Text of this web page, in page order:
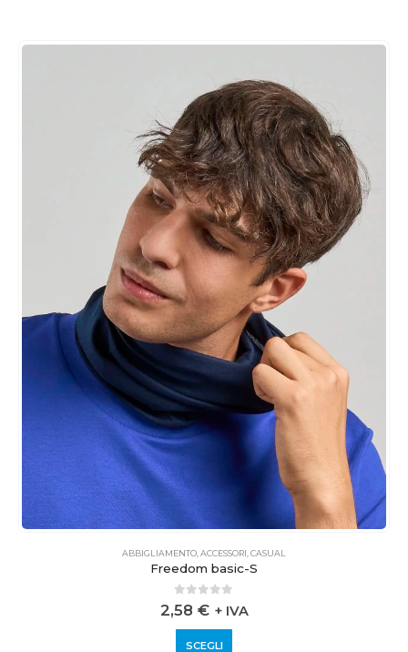
ABBIGLIAMENTO,ACCESSORI,CASUAL
Freedom basic-S
0out of 5
2,58 € + IVA
SCEGLI